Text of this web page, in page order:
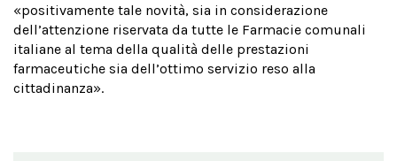
«positivamente tale novità, sia in considerazione
dell’attenzione riservata da tutte le Farmacie comunali
italiane al tema della qualità delle prestazioni
farmaceutiche sia dell’ottimo servizio reso alla
cittadinanza».